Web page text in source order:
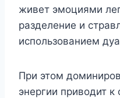
живет эмоциями
разделение и
использованием
При этом
энергии приводит